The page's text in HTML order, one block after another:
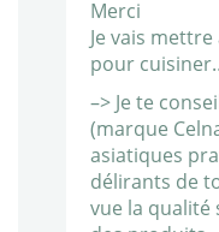
Merci
Je vais
pour
–> Je te
(marque
asiatiques
délirants de
vue la qualité